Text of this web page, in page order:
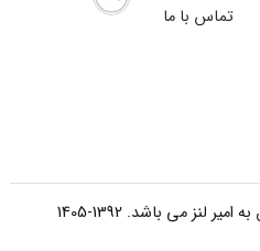
تماس با ما